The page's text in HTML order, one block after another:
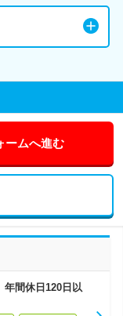
ームへ進む
年間休日120日以